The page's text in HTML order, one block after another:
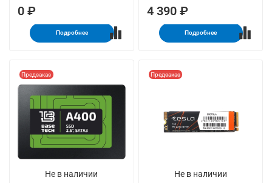
0 ₽
Подробнее
4 390 ₽
Подробнее
Не в наличии
Предзаказ
Не в наличии
Предзаказ